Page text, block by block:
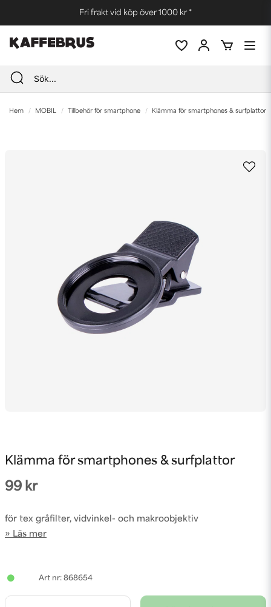
Fri frakt vid köp över 1000 kr *
Hem MOBIL Tillbehör för smartphone Klämma för smartphones & surfplattor
Klämma för smartphones & surfplattor
99 kr
för tex gråfilter, vidvinkel- och makroobjektiv
Läs mer
868654